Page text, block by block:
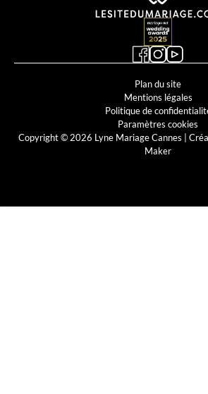
Plan du site
Mentions légales
Politique de
Paramètres cookies
Copyright © 2026 Lyne Mariage Cannes |
Maker